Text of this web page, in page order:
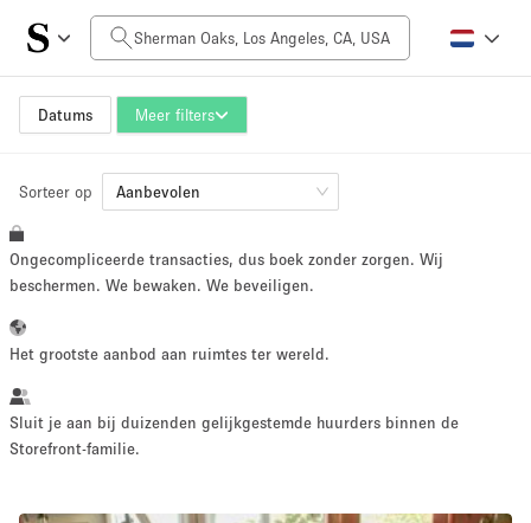
Datums Meer filters
Prijs per dag
$0
Grootte ruimte
100 sq ft 5000+ sq ft
~ 13 mensen
Sorteer op Aanbevolen
Ongecompliceerde transacties, dus boek zonder zorgen. Wij
beschermen. We bewaken. We beveiligen.
Het grootste aanbod aan ruimtes ter wereld.
Sluit je aan bij duizenden gelijkgestemde huurders binnen de
Storefront-familie.